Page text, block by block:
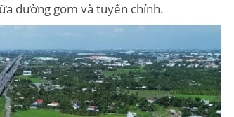
đường gom và tuyến chính.